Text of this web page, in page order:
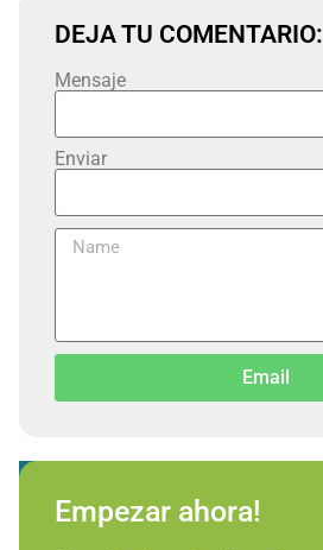
DEJA TU COMENTARIO:
Mensaje
Enviar
Email
Empezar ahora!